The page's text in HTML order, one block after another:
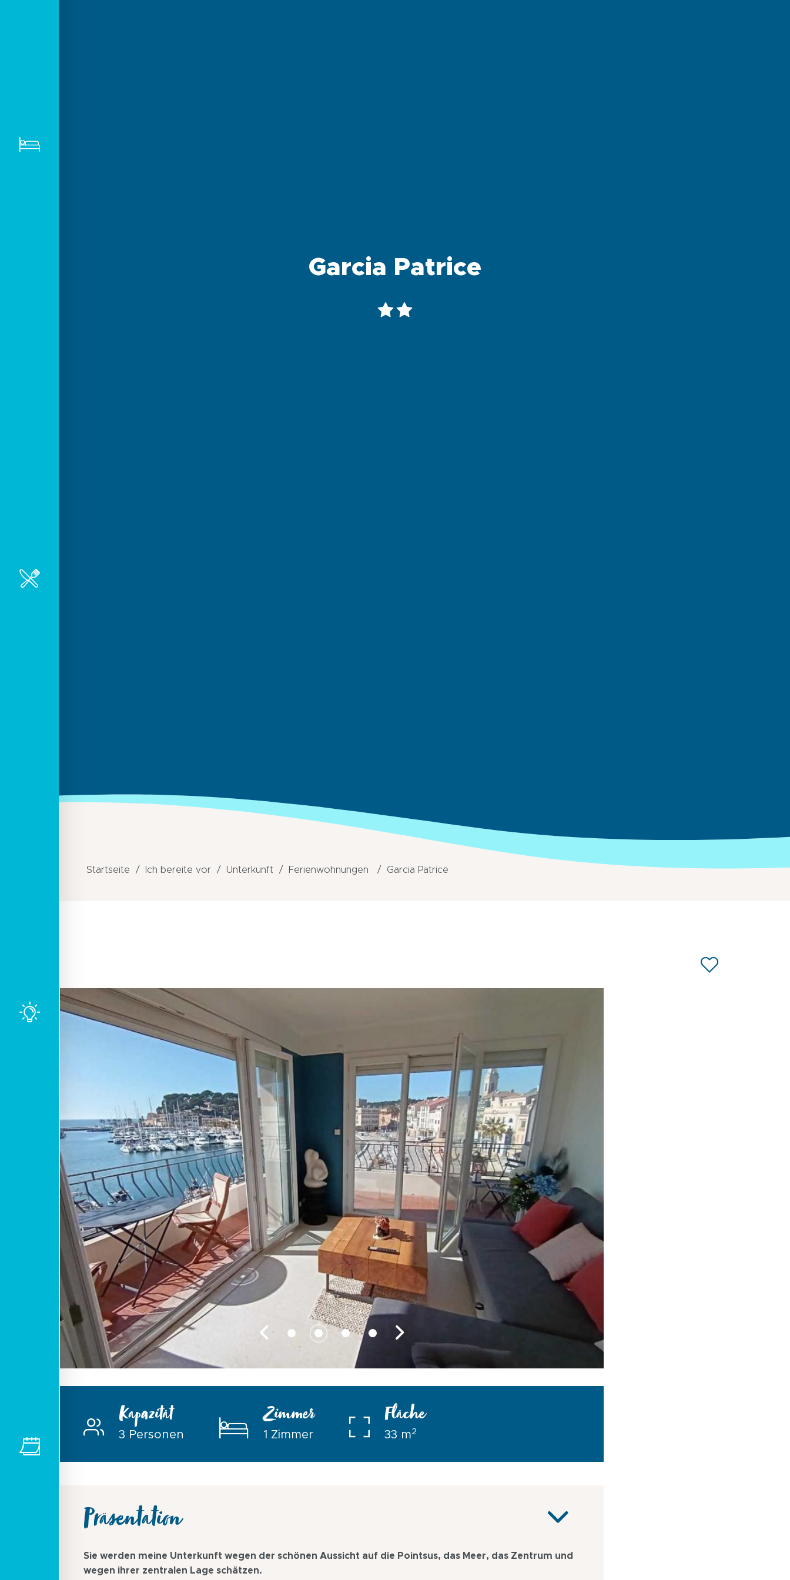
Garcia Patrice
Startseite Ich bereite vor Unterkunft Ferienwohnungen Garcia Patrice
Kapazität
3 Personen
Zimmer
1 Zimmer
Fläche
33 m2
Präsentation
Sie werden meine Unterkunft wegen der schönen Aussicht auf die Pointsus, das Meer, das Zentrum und
wegen ihrer zentralen Lage schätzen.